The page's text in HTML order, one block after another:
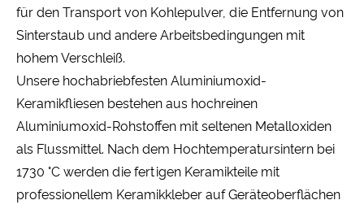
für den Transport von Kohlepulver, die Entfernung von
Sinterstaub und andere Arbeitsbedingungen mit
hohem Verschleiß.
Unsere hochabriebfesten Aluminiumoxid-
Keramikfliesen bestehen aus hochreinen
Aluminiumoxid-Rohstoffen mit seltenen Metalloxiden
als Flussmittel. Nach dem Hochtemperatursintern bei
1730 °C werden die fertigen Keramikteile mit
professionellem Keramikkleber auf Geräteoberflächen